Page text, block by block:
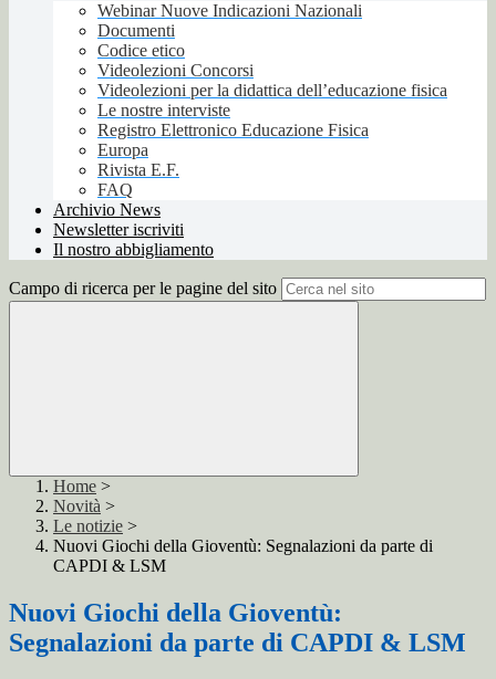
Webinar Nuove Indicazioni Nazionali
Documenti
Codice etico
Videolezioni Concorsi
Videolezioni per la didattica dell’educazione fisica
Le nostre interviste
Registro Elettronico Educazione Fisica
Europa
Rivista E.F.
FAQ
Archivio News
Newsletter iscriviti
Il nostro abbigliamento
Campo di ricerca per le pagine del sito
Home >
Novità >
Le notizie >
Nuovi Giochi della Gioventù: Segnalazioni da parte di
CAPDI & LSM
Nuovi Giochi della Gioventù:
Segnalazioni da parte di CAPDI & LSM